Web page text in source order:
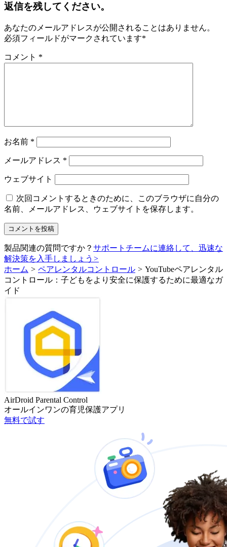
返信を残してください。
あなたのメールアドレスが公開されることはありません。
必須フィールドがマークされています*
コメント *
お名前 *
メールアドレス *
ウェブサイト
次回コメントするときのために、このブラウザに自分の
名前、メールアドレス、ウェブサイトを保存します。
製品関連の質問ですか？ サポートチームに連絡して、迅速な
解決策を入手しましょう >
ホーム > ペアレンタルコントロール > YouTubeペアレンタル
コントロール：子どもをより安全に保護するために最適なガ
イド
AirDroid Parental Control
オールインワンの育児保護アプリ
無料で試す